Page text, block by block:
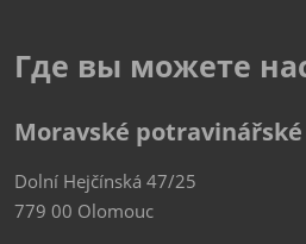
Где вы можете
Moravské
Dolní Hejčínská 47/25
779 00 Olomouc